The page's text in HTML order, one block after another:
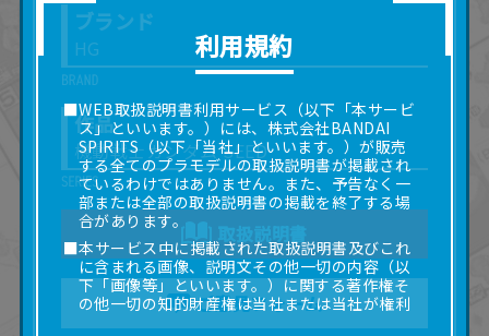
ブランド
HG
作品
機動戦士ガンダム SEED
取扱説明書
ご意見フォーム
利用規約
■WEB取扱説明書利用サービス（以下「本サービ
ス」といいます。）には、株式会社BANDAI
SPIRITS（以下「当社」といいます。）が販売
する全てのプラモデルの取扱説明書が掲載され
ているわけではありません。また、予告なく一
部または全部の取扱説明書の掲載を終了する場
合があります。
■本サービス中に掲載された取扱説明書及びこれ
に含まれる画像、説明文その他一切の内容（以
下「画像等」といいます。）に関する著作権そ
の他一切の知的財産権は当社または当社が権利